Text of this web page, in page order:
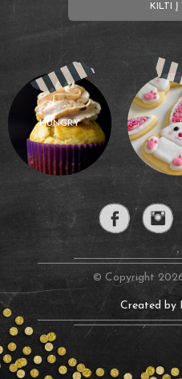
KILTI Į
HUNGRY
© Copyright
Created by